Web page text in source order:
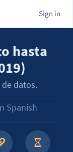
Sign in
hasta
datos.
Spanish